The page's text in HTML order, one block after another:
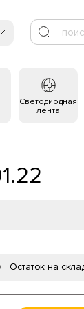
Светодиодная
лента
Остаток на